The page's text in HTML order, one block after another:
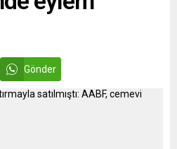
Gönder